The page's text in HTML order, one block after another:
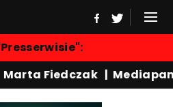
Marta Fiedczak |